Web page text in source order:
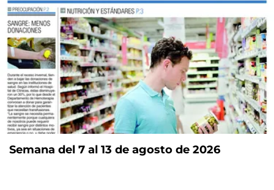
Semana del 7 al 13 de agosto de 2026